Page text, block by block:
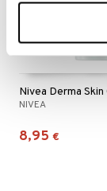
NIVEA
8,95 €